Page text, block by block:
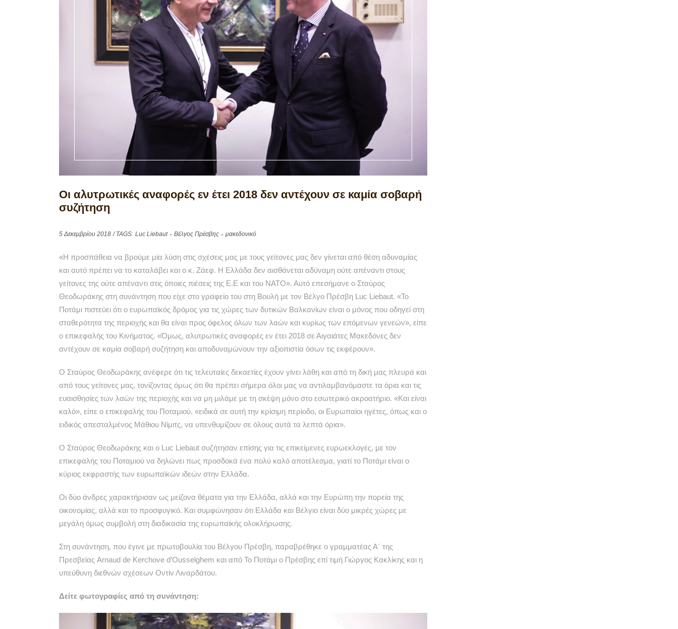
Οι αλυτρωτικές αναφορές εν έτει 2018 δεν αντέχουν σε καμία σοβαρή
συζήτηση
5 Δεκεμβρίου 2018 / TAGS: Luc Liebaut Βέλγος Πρέσβης μακεδονικό
«Η προσπάθεια να βρούμε μία λύση στις σχέσεις μας με τους γείτονες μας δεν γίνεται από θέση αδυναμίας
και αυτό πρέπει να το καταλάβει και ο κ. Ζάεφ. Η Ελλάδα δεν αισθάνεται αδύναμη ούτε απέναντι στους
γείτονες της ούτε απέναντι στις όποιες πιέσεις της Ε.Ε και του ΝΑΤΟ». Αυτό επεσήμανε ο Σταύρος
Θεοδωράκης στη συνάντηση που είχε στο γραφείο του στη Βουλή με τον Βέλγο Πρέσβη Luc Liebaut. «Το
Ποτάμι πιστεύει ότι ο ευρωπαϊκός δρόμος για τις χώρες των δυτικών Βαλκανίων είναι ο μόνος που οδηγεί στη
σταθερότητα της περιοχής και θα είναι προς όφελος όλων των λαών και κυρίως των επόμενων γενεών», είπε
ο επικεφαλής του Κινήματος. «Όμως, αλυτρωτικές αναφορές εν έτει 2018 σε Αιγαιάτες Μακεδόνες δεν
αντέχουν σε καμία σοβαρή συζήτηση και αποδυναμώνουν την αξιοπιστία όσων τις εκφέρουν».
Ο Σταύρος Θεοδωράκης ανέφερε ότι τις τελευταίες δεκαετίες έχουν γίνει λάθη και από τη δική μας πλευρά και
από τους γείτονες μας, τονίζοντας όμως ότι θα πρέπει σήμερα όλοι μας να αντιλαμβανόμαστε τα όρια και τις
ευαισθησίες των λαών της περιοχής και να μη μιλάμε με τη σκέψη μόνο στο εσωτερικό ακροατήριο. «Και είναι
καλό», είπε ο επικεφαλής του Ποταμιού, «ειδικά σε αυτή την κρίσιμη περίοδο, οι Ευρωπαίοι ηγέτες, όπως και ο
ειδικός απεσταλμένος Μάθιου Νίμιτς, να υπενθυμίζουν σε όλους αυτά τα λεπτά όρια».
Ο Σταύρος Θεοδωράκης και ο Luc Liebaut συζήτησαν επίσης για τις επικείμενες ευρωεκλογές, με τον
επικεφαλής του Ποταμιού να δηλώνει πως προσδοκά ένα πολύ καλό αποτέλεσμα, γιατί το Ποτάμι είναι ο
κύριος εκφραστής των ευρωπαϊκών ιδεών στην Ελλάδα.
Οι δύο άνδρες χαρακτήρισαν ως μείζονα θέματα για την Ελλάδα, αλλά και την Ευρώπη την πορεία της
οικονομίας, αλλά και το προσφυγικό. Και συμφώνησαν ότι Ελλάδα και Βέλγιο είναι δύο μικρές χώρες με
μεγάλη όμως συμβολή στη διαδικασία της ευρωπαϊκής ολοκλήρωσης.
Στη συνάντηση, που έγινε με πρωτοβουλία του Βέλγου Πρέσβη, παραβρέθηκε ο γραμματέας Α΄ της
Πρεσβείας Arnaud de Kerchove d’Ousselghem και από Το Ποτάμι ο Πρέσβης επί τιμή Γιώργος Κακλίκης και η
υπεύθυνη διεθνών σχέσεων Οντίν Λιναρδάτου.
Δείτε φωτογραφίες από τη συνάντηση: